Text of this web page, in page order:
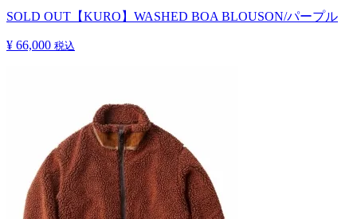
SOLD OUT 【KURO】WASHED BOA BLOUSON/パープル
¥ 66,000 税込